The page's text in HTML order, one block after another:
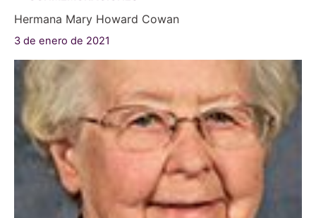
Hermana Mary Howard Cowan
3 de enero de 2021